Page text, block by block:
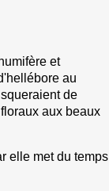
et
au
de
aux beaux
elle met du temps